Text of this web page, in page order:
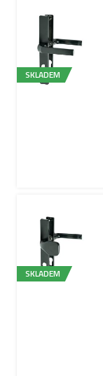
SKLADEM
SKLADEM